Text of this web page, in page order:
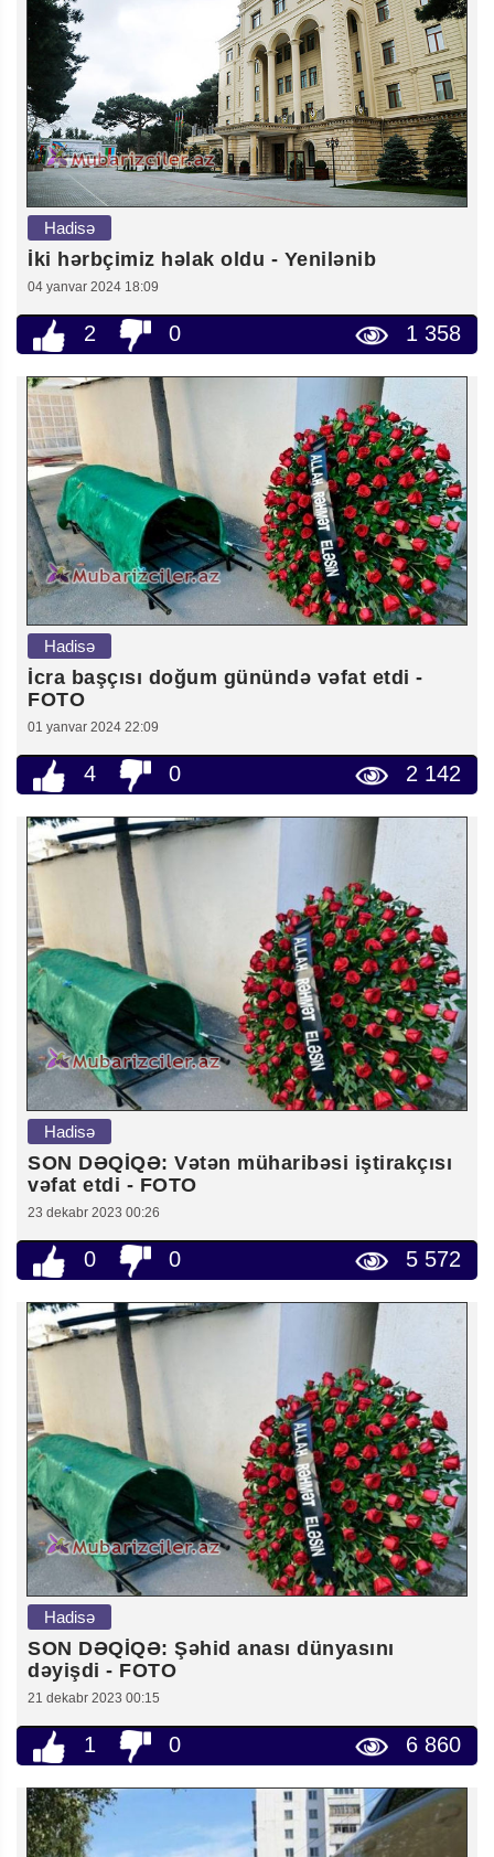
Hadisə
İki hərbçimiz həlak oldu - Yenilənib
04 yanvar 2024 18:09
2 0 1 358
Hadisə
İcra başçısı doğum günündə vəfat etdi -
FOTO
01 yanvar 2024 22:09
4 0 2 142
Hadisə
SON DƏQİQƏ: Vətən müharibəsi iştirakçısı
vəfat etdi - FOTO
23 dekabr 2023 00:26
0 0 5 572
Hadisə
SON DƏQİQƏ: Şəhid anası dünyasını
dəyişdi - FOTO
21 dekabr 2023 00:15
1 0 6 860